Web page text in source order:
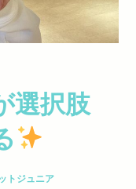
選択肢
トジュニア